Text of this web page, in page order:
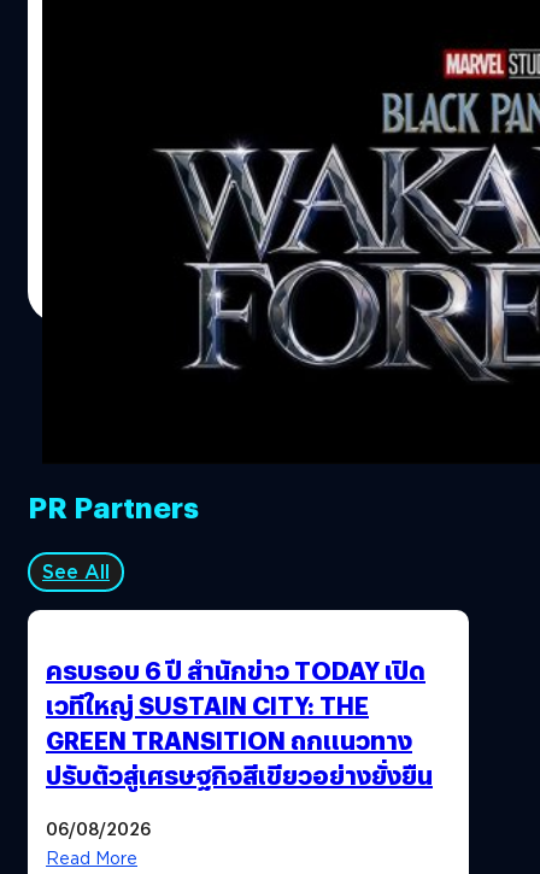
กับเราตลอดไป" ภายในตัวอย่างยังมีฉากที่น่าสนใจมากมาย
เช่น ฉากที่มีเด็กทารก ซึ่งไม่รู้จะเกี่ยวข้องกับแบล็ค แพนเธอร์
อย่างไร หรือ ฉากที่เผยให้เห็นเผ่าพันธุ์จากใต้น้ำที่เราไม่เคย
เห็นมาก่อนจากภาคแรก แต่ที่แน่ ๆ ตัวภาพยนตร์จะดำเนิน
เรื่องราวหลังยุคกษัตริย์ที ชัลลา โดยมีรามอนดา (Ramonda)
มารดาของที ชัลลา…
มาร์เวลเผยเรื่องย่อ Black Panther 2:
เมื่อ 2 วันก่อน มาร์เวลได้ปล่อยคลิปแนะนำหนังในเฟส 4 ออก
มา สร้างความตื่นเต้นให้กับแฟน ๆ เป็นอย่างมาก มีหลาย ๆ
เรื่องที่เราไม่เคยได้ยินข่าวคราวมาก่อนเลย และหนึ่งในนั้นก็คือ
Black Panther: Wakanda Forever หลังจากปล่อยคลิปนี้ออก
มา ทางมาร์เวลก็ได้เผย Logline (ซึ่งน่าจะเรียกว่าโครงเรื่องสั้น
ๆ มากกว่า 'เรื่องย่อ' ) ของหนังออกมา ซึ่งไม่ได้เผยราย
ละเอียดใด ๆ มากนัก แต่พอเห็นทิศทางของเรื่องว่าจะพูดถึง
การจากไปของกษัตริย์ทีชาลา ซึ่งเราคาดการณ์กันอยู่แล้วว่า
หนังน่าจะมาในทิศทางนี้ และนี่คือโครงเรื่องที่มาร์เวลเผยออก
| 1917 days ago
PR Partners
See All
ครบรอบ 6 ปี สำนักข่าว TODAY เปิด
เวทีใหญ่ SUSTAIN CITY: THE
GREEN TRANSITION ถกแนวทาง
ปรับตัวสู่เศรษฐกิจสีเขียวอย่างยั่งยืน
06/08/2026
Read More